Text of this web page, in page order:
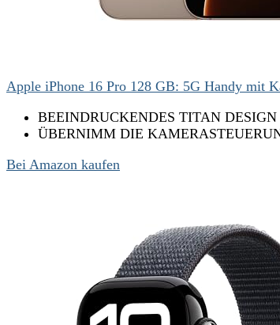
Apple iPhone 16 Pro 128 GB: 5G Handy mit
BEEINDRUCKENDES TITAN DESIGN
ÜBERNIMM DIE
Bei Amazon kaufen